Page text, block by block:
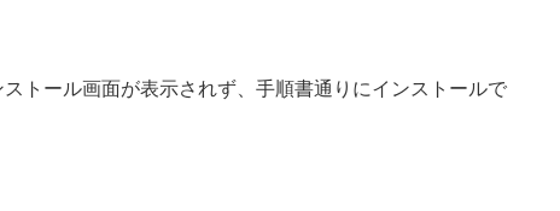
トール画面が表示されず、手順書通りにインストールで